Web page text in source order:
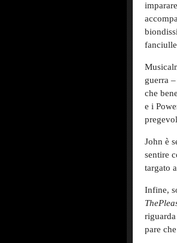
guerra
che
e i
John è
sentire
targato
Infine,
The
pare